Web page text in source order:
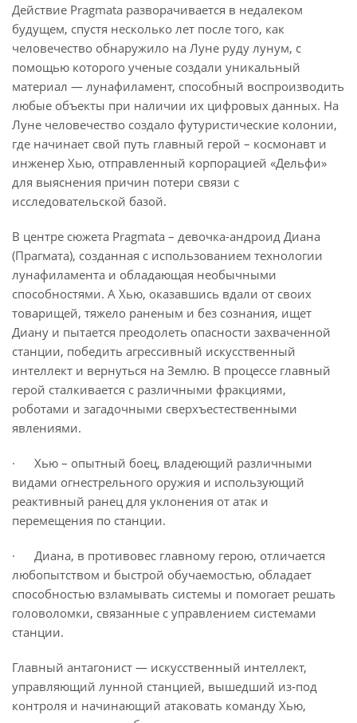
Действие Pragmata разворачивается в недалеком
будущем, спустя несколько лет после того, как
человечество обнаружило на Луне руду лунум, с
помощью которого ученые создали уникальный
материал — лунафиламент, способный воспроизводить
любые объекты при наличии их цифровых данных. На
Луне человечество создало футуристические колонии,
где начинает свой путь главный герой – космонавт и
инженер Хью, отправленный корпорацией «Дельфи»
для выяснения причин потери связи с
исследовательской базой.
В центре сюжета Pragmata – девочка-андроид Диана
(Прагмата), созданная с использованием технологии
лунафиламента и обладающая необычными
способностями. А Хью, оказавшись вдали от своих
товарищей, тяжело раненым и без сознания, ищет
Диану и пытается преодолеть опасности захваченной
станции, победить агрессивный искусственный
интеллект и вернуться на Землю. В процессе главный
герой сталкивается с различными фракциями,
роботами и загадочными сверхъестественными
явлениями.
· Хью – опытный боец, владеющий различными
видами огнестрельного оружия и использующий
реактивный ранец для уклонения от атак и
перемещения по станции.
· Диана, в противовес главному герою, отличается
любопытством и быстрой обучаемостью, обладает
способностью взламывать системы и помогает решать
головоломки, связанные с управлением системами
станции.
Главный антагонист — искусственный интеллект,
управляющий лунной станцией, вышедший из‑под
контроля и начинающий атаковать команду Хью,